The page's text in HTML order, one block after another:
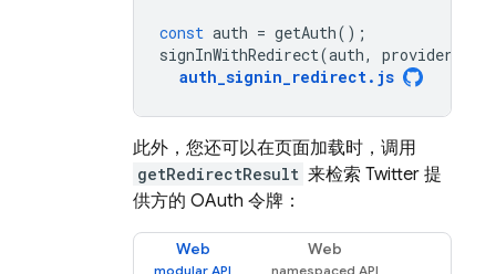
const auth = getAuth();
signInWithRedirect(auth, provider
auth_signin_redirect. js
此外，您还可以在页面加载时，调用
getRedirectResult 来检索 Twitter 提
供方的 OAuth 令牌：
Web Web